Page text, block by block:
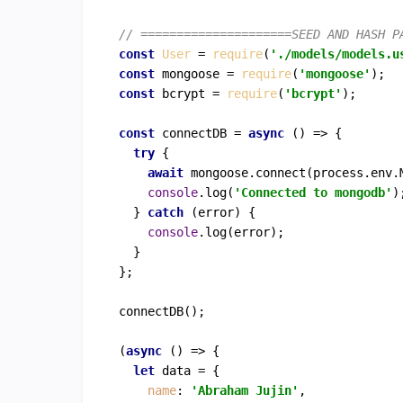
// =====================SEED AND HASH
const User = require( './models/
const mongoose = require( 'mongoose'
const bcrypt = require( 'bcrypt' );
const connectDB = async ( ) => {
try {
await mongoose. connect (process. env.
console. log( 'Connected to mongodb'
  }
catch (error) {
console. log(error);
  }
};
connectDB();
(async () => {
let data = {
name: 'Abraham Jujin' ,